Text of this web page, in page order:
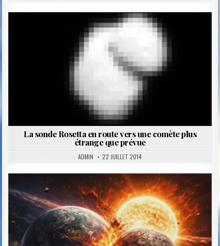
Posted
La sonde Rosetta en route vers une comète plus
étrange que prévue
ADMIN 22 JUILLET 2014
Posted
in